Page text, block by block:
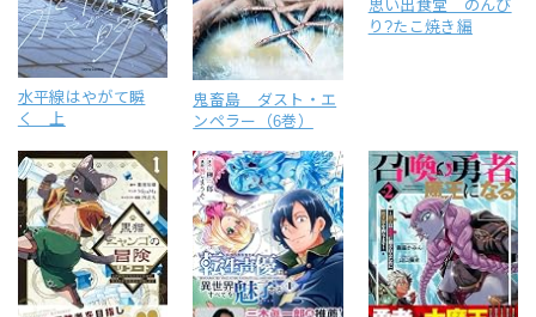
水平線はやがて瞬
く 上
鬼畜島 ダスト・エ
ンペラー（6巻）
思い出食堂 のんび
り?たこ焼き編